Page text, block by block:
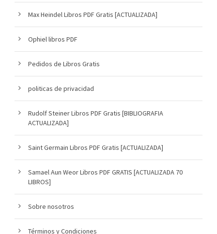
Max Heindel Libros PDF Gratis [ACTUALIZADA]
Ophiel libros PDF
Pedidos de Libros Gratis
politicas de privacidad
Rudolf Steiner Libros PDF Gratis [BIBLIOGRAFIA
ACTUALIZADA]
Saint Germain Libros PDF Gratis [ACTUALIZADA]
Samael Aun Weor Libros PDF GRATIS [ACTUALIZADA 70
LIBROS]
Sobre nosotros
Términos y Condiciones